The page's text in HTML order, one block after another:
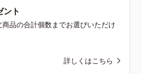
ント
品の合計個数までお選びいただけ
詳しくはこちら